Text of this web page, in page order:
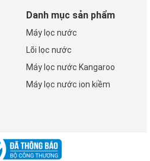
Danh mục sản phẩm
Máy lọc nước
Lõi lọc nước
Máy lọc nước Kangaroo
Máy lọc nước ion kiềm